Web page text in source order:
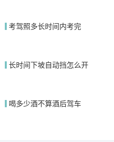
考驾照多长时间内考完
长时间下坡自动挡怎么开
喝多少酒不算酒后驾车